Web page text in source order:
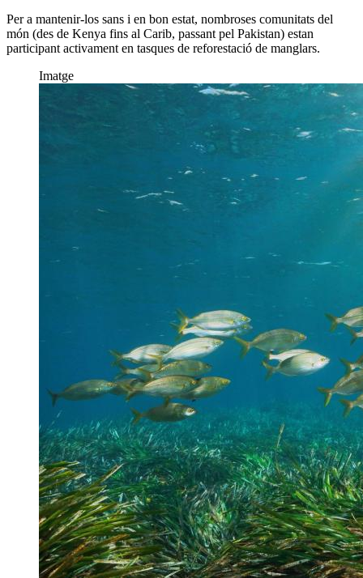
Per a mantenir-los sans i en bon estat, nombroses comunitats del
món (des de Kenya fins al Carib, passant pel Pakistan) estan
participant activament en tasques de reforestació de manglars.
Imatge